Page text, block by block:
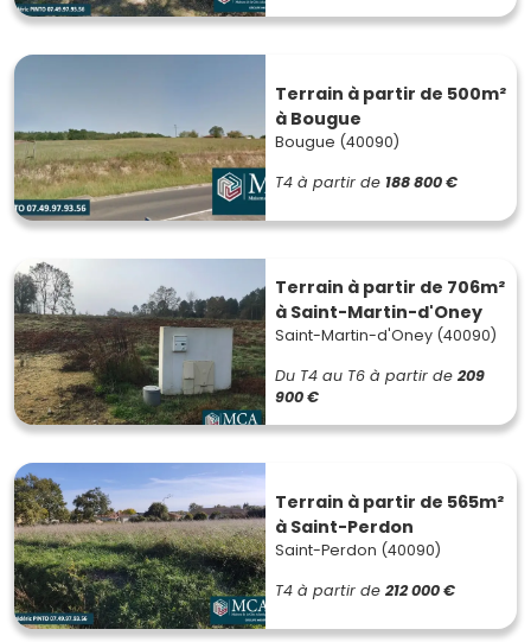
Terrain à partir de 500m²
à Bougue
Bougue (40090)
T4 à partir de 188 800 €
Terrain à partir de 706m²
à Saint-Martin-d'Oney
Saint-Martin-d'Oney (40090)
Du T4 au T6 à partir de 209
900 €
Terrain à partir de 565m²
à Saint-Perdon
Saint-Perdon (40090)
T4 à partir de 212 000 €